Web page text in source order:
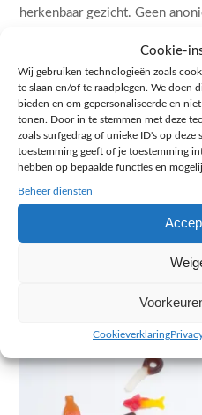
Cookie-
Wij gebruiken technologieën zoals
te slaan en/of te raadplegen. We doen
bieden en om gepersonaliseerde en
tonen. Door in te stemmen met deze
zoals surfgedrag of unieke ID's op deze
toestemming geeft of je toestemming
hebben op bepaalde functies en
Beheer diensten
Cookieverklaring
herkenbaar gezicht. Geen
Ambachtelijke
Sommige producten verdienen
worden. De ambachtelijke
meteen spreekt. Die beelden
portfolio, maar ook op de